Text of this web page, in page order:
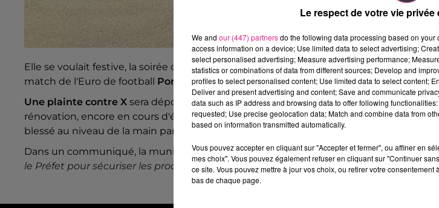
Elle se voulait festive, la soirée de mercredi à jeudi a aussi été marquée par des
match de l'Euro de football Portugal-Franceà Nancy.
Une plainte contre X sera déposée aujourd'hui au vu des dégradations constatées,
rénovation, encore en cours d'évaluation, est déjà estimé a plus de 50 000 euros. Un
blessé au niveau de la main par des jets de projectiles. Deux personnes ont été
Dans un communiqué, la municipalité explique que "de nouvelles mesures doivent
le Préfet pour sécuriser les prochaines rencontres del'équipe de France, et ce dès
Le respect de votre vie
We and our (447) partnersdo the following data processing based on
access information on a device; Use limited data to select advertising;
select personalised advertising; Measure advertising performance;
statistics or combinations of data from different sources; Develop and
profiles to select personalised content; Use limited data to select content;
Deliver and present advertising and content; Save and communicate
data such as IP address and browsing data to offer following
requested; Use precise geolocation data; Match and combine data from
based on information transmitted automatically.
Vous pouvez accepter en cliquant sur "Accepter et fermer", ou affiner en
mes choix". Vous pouvez également refuser en cliquant sur "Continuer
ce site. Vous pouvez mettre à jour vos choix, ou retirer votre
bas de chaque page.